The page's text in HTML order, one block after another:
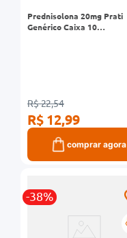
Prednisolona 20mg Prati
Genérico Caixa 10
R$ 22,54
R$ 12,99
comprar agora
-38%